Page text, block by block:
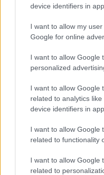
device identifiers in
I want to allow my
Google for online
I want to allow Google
personalized
I want to allow Google
related to analytics
device identifiers in
I want to allow Google
related to functionality
I want to allow Google
related to
Petrolio in calo: Brent a
materie prime
Andrea Innocenti · 4 Ago 2026
QUOTAZIONI CRYPTO
Nome